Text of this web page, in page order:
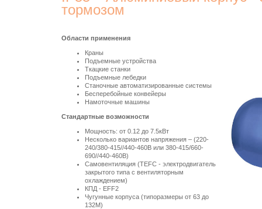
тормозом
Области применения
Краны
Подъемные устройства
Ткацкие станки
Подъемные лебедки
Станочные автоматизированные системы
Бесперебойные конвейеры
Намоточные машины
Стандартные возможности
Мощность: от 0.12 до 7.5кВт
Несколько вариантов напряжения – (220-
240/380-415//440-460В или 380-415/660-
690//440-460В)
Самовентиляция (TEFC - электродвигатель
закрытого типа с вентиляторным
охлаждением)
КПД - EFF2
Чугунные корпуса (типоразмеры от 63 до
132М)